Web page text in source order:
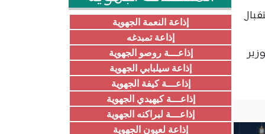
إذاعة النعمة الجهوية
إذاعة تمبدغه
إذاعـــة روصو الجهوية
إذاعة سيلبابي الجهوية
إذاعـــة كيفة الجهوية
إذاعـــة كيهيدي الجهوية
إذاعـــة لبراكنه الجهوية
إذاعة لعيون الجهوية